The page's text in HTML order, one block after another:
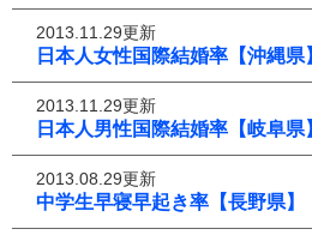
2013.11.29更新
日本人女性国際結婚率【沖縄県
2013.11.29更新
日本人男性国際結婚率【岐阜県
2013.08.29更新
中学生早寝早起き率【長野県】